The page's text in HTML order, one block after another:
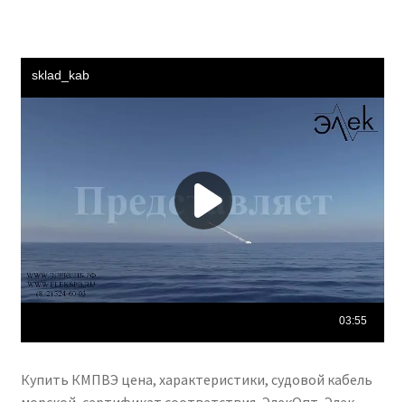
Купить КМПВЭ цена, характеристики, судовой кабель